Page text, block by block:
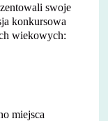
swoje
konkursowa
wiekowych:
miejsca